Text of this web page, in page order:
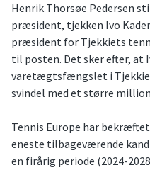
Henrik Thorsøe Pedersen
præsident, tjekken Ivo
præsident for Tjekkiets
til posten. Det sker efter, at
varetægtsfængslet i
svindel med et større
Tennis Europe har
eneste tilbageværende
en firårig periode (2024-